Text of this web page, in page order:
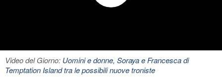
Video del Giorno: Uomini e donne, Soraya e Francesca di
Temptation Island tra le possibili nuove troniste